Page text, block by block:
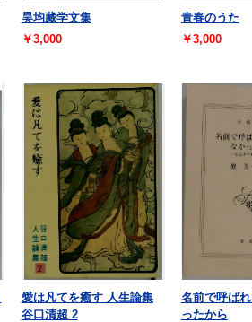
昊均藏学文集
￥3,000
青春のうた
￥3,000
愛は凡てを癒す 人生論集
谷口清超 2
名前で呼ば
ったから